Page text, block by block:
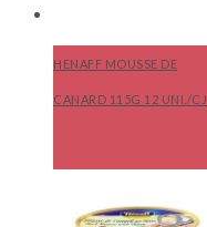
HENAFF MOUSSE DE
CANARD 115G 12 UNI./CJ